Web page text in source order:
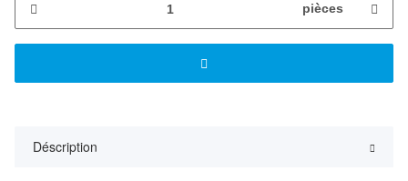
pièces
Déscription